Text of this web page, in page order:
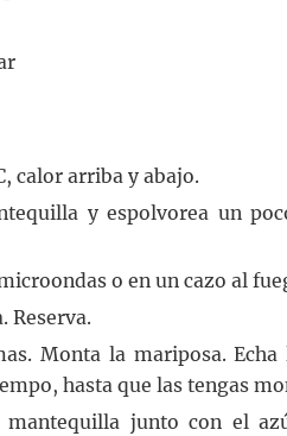
calor arriba y abajo.
y espolvorea un
o en un cazo al
Reserva.
Monta la mariposa.
hasta que las tengas
junto con el